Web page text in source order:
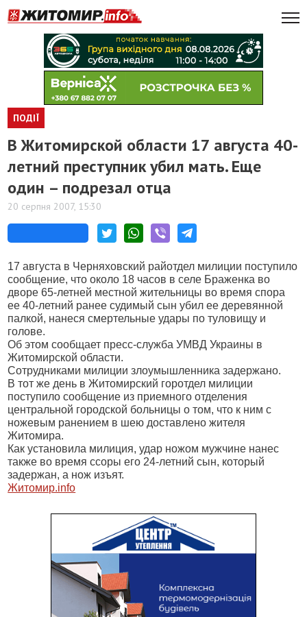
ПОДІЇ
В Житомирской области 17 августа 40-
летний преступник убил мать. Еще
один – подрезал отца
20 серпня 2007, 15:30
17 августа в Черняховский райотдел милиции поступило
сообщение, что около 18 часов в селе Браженка во
дворе 65-летней местной жительницы во время спора
ее 40-летний ранее судимый сын убил ее деревянной
палкой, нанеся смертельные удары по туловищу и
голове.
Об этом сообщает пресс-служба УМВД Украины в
Житомирской области.
Сотрудниками милиции злоумышленника задержано.
В тот же день в Житомирский горотдел милиции
поступило сообщение из приемного отделения
центральной городской больницы о том, что к ним с
ножевым ранением в шею доставлено жителя
Житомира.
Как установила милиция, удар ножом мужчине нанес
также во время ссоры его 24-летний сын, который
задержан, а нож изъят.
Житомир.info